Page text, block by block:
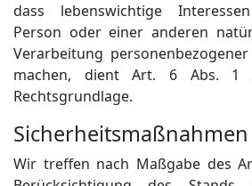
dass lebenswichtige
Person oder einer anderen
Verarbeitung
machen, dient Art. 6 Abs. 1
Rechtsgrundlage.
Sicherheitsmaßnahmen
Wir treffen nach Maßgabe des